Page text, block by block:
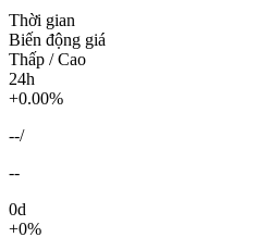
Thời gian
Biến động giá
Thấp / Cao
24h
+0.00%
--/
--
0d
+0%